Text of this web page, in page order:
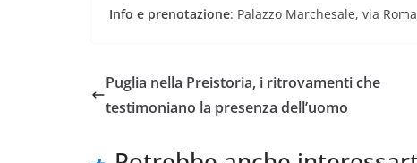
Info e prenotazione: Palazzo Marchesale, via
Puglia nella Preistoria, i ritrovamenti che
testimoniano la presenza dell’uomo